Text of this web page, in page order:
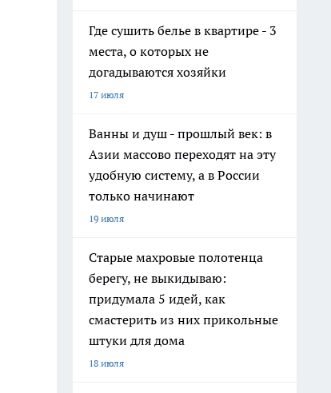
Где сушить белье в квартире - 3
места, о которых не
догадываются хозяйки
17 июля
Ванны и душ - прошлый век: в
Азии массово переходят на эту
удобную систему, а в России
только начинают
19 июля
Старые махровые полотенца
берегу, не выкидываю:
придумала 5 идей, как
смастерить из них прикольные
штуки для дома
18 июля